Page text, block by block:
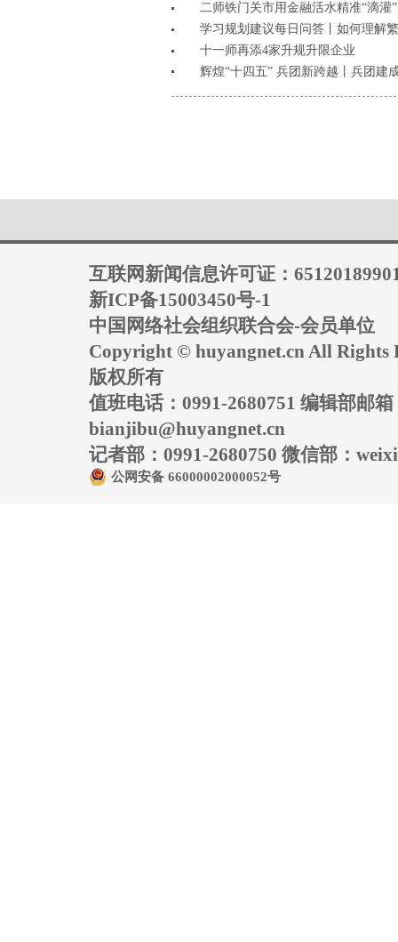
二师铁门关市用金融活水精准“滴灌
学习规划建议每日问答丨如何理解
十一师再添4家升规升限企业
辉煌“十四五” 兵团新跨越丨兵团建
互联网新闻信息许可证：
新ICP备15003450号-1
中国网络社会组织联合会-会员单位
Copyright © huyangnet.cn All Rights
版权所有
值班电话：0991-2680751 编辑部邮箱
bianjibu@huyangnet.cn
记者部：0991-2680750 微信部：
公网安备 66000002000052号